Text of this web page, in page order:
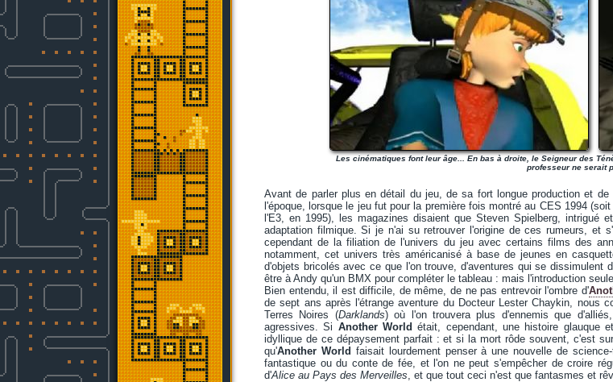
Les cinématiques font leur âge... En bas à droite, le Seigneur des
professeur ne serait
Avant de parler plus en détail du jeu, de sa fort longue production et
l'époque, lorsque le jeu fut pour la première fois montré au CES 1994
l'E3, en 1995), les magazines disaient que Steven Spielberg, intrigué
adaptation filmique. Si je n'ai su retrouver l'origine de ces rumeurs, et
cependant de la filiation de l'univers du jeu avec certains films des
notamment, cet univers très américanisé à base de jeunes en
d'objets bricolés avec ce que l'on trouve, d'aventures qui se
être à Andy qu'un BMX pour compléter le tableau : mais l'introduction
Bien entendu, il est difficile, de même, de ne pas entrevoir l'ombre d'
de sept ans après l'étrange aventure du Docteur Lester Chaykin, nous
Terres Noires (Darklands) où l'on trouvera plus d'ennemis que
agressives. Si Another World était, cependant, une histoire glauque
idyllique de ce dépaysement parfait : et si la mort rôde souvent, c'est
qu'Another World faisait lourdement penser à une nouvelle de
fantastique ou du conte de fée, et l'on ne peut s'empêcher de croire
d'Alice au Pays des Merveilles, et que tout ceci n'est que fantasmes et